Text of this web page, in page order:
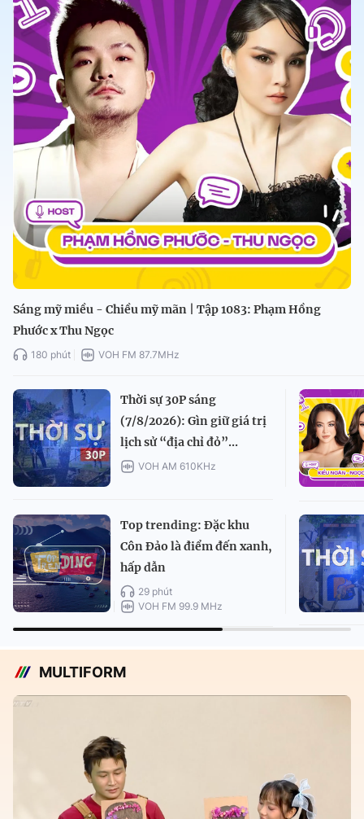
Sáng mỹ miều - Chiều mỹ mãn | Tập 1083: Phạm Hồng
Phước x Thu Ngọc
180 phút VOH FM 87.7MHz
Thời sự 30P sáng
(7/8/2026): Gìn giữ giá trị
lịch sử “địa chỉ đỏ”...
VOH AM 610KHz
Top trending: Đặc khu
Côn Đảo là điểm đến xanh,
hấp dẫn
29 phút
VOH FM 99.9 MHz
MULTIFORM